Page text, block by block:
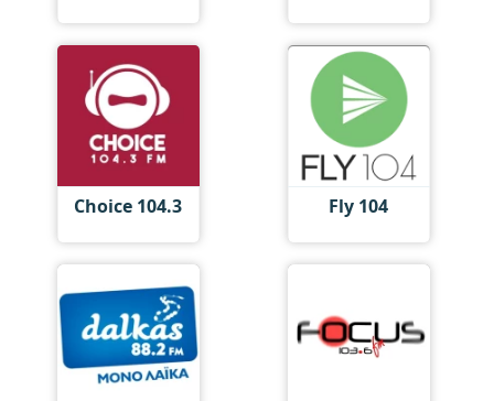
Choice 104.3 Fly 104